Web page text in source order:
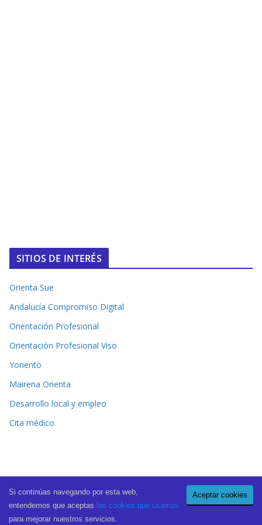
SITIOS DE INTERÉS
Orienta Sue
Andalucía Compromiso Digital
Orientación Profesional
Orientación Profesional Viso
Yoriento
Mairena Orienta
Desarrollo local y empleo
Cita médico
Copyright © 2026El Periódico de Mairena
. All rights reserved.
Theme:
ColorMag Pro by ThemeGrill. Powered by
Aceptar cookies
Si continúas navegando por esta web,
entendemos que aceptas las cookies que usamos
para mejorar nuestros servicios.